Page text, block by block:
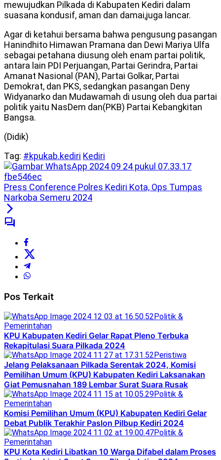
mewujudkan Pilkada di Kabupaten Kediri dalam
suasana kondusif, aman dan damai,juga lancar.
Agar di ketahui bersama bahwa pengusung pasangan
Hanindhito Himawan Pramana dan Dewi Mariya Ulfa
sebagai petahana diusung oleh enam partai politik,
antara lain PDI Perjuangan, Partai Gerindra, Partai
Amanat Nasional (PAN), Partai Golkar, Partai
Demokrat, dan PKS, sedangkan pasangan Deny
Widyanarko dan Mudawamah di usung oleh dua partai
politik yaitu NasDem dan(PKB) Partai Kebangkitan
Bangsa.
(Didik)
Tag: #kpukab.kediri Kediri
Press Conference Polres Kediri Kota, Ops Tumpas
Narkoba Semeru 2024
Pos Terkait
Politik &
Pemerintahan
KPU Kabupaten Kediri Gelar Rapat Pleno Terbuka
Rekapitulasi Suara Pilkada 2024
Peristiwa
Jelang Pelaksanaan Pilkada Serentak 2024, Komisi
Pemilihan Umum (KPU) Kabupaten Kediri Laksanakan
Giat Pemusnahan 189 Lembar Surat Suara Rusak
Politik &
Pemerintahan
Komisi Pemilihan Umum (KPU) Kabupaten Kediri Gelar
Debat Publik Terakhir Paslon Pilbup Kediri 2024
Politik &
Pemerintahan
KPU Kota Kediri Libatkan 10 Warga Difabel dalam Proses